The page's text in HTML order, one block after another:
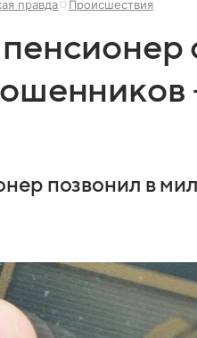
правда Происшествия
позвонил в